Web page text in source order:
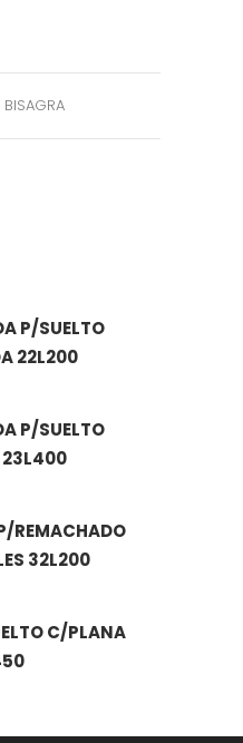
BISAGRA
P/SUELTO
22L200
P/SUELTO
23L400
REMACHADO
32L200
C/PLANA